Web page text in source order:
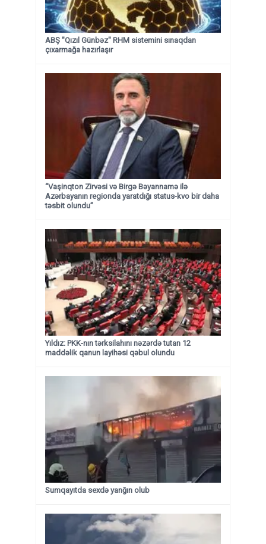
ABŞ "Qızıl Günbəz" RHM sistemini sınaqdan
çıxarmağa hazırlaşır
“Vaşinqton Zirvəsi və Birgə Bəyannamə ilə
Azərbayanın regionda yaratdığı status-kvo bir daha
təsbit olundu”
Yıldız: PKK-nın tərksilahını nəzərdə tutan 12
maddəlik qanun layihəsi qəbul olundu ​​​​​​​
Sumqayıtda sexdə yanğın olub